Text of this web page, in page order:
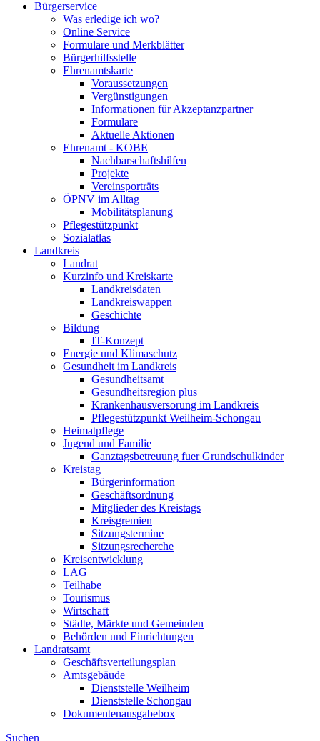
Bürgerservice
Was erledige ich wo?
Online Service
Formulare und Merkblätter
Bürgerhilfsstelle
Ehrenamtskarte
Voraussetzungen
Vergünstigungen
Informationen für Akzeptanzpartner
Formulare
Aktuelle Aktionen
Ehrenamt - KOBE
Nachbarschaftshilfen
Projekte
Vereinsporträts
ÖPNV im Alltag
Mobilitätsplanung
Pflegestützpunkt
Sozialatlas
Landkreis
Landrat
Kurzinfo und Kreiskarte
Landkreisdaten
Landkreiswappen
Geschichte
Bildung
IT-Konzept
Energie und Klimaschutz
Gesundheit im Landkreis
Gesundheitsamt
Gesundheitsregion plus
Krankenhausversorung im Landkreis
Pflegestützpunkt Weilheim-Schongau
Heimatpflege
Jugend und Familie
Ganztagsbetreuung fuer Grundschulkinder
Kreistag
Bürgerinformation
Geschäftsordnung
Mitglieder des Kreistags
Kreisgremien
Sitzungstermine
Sitzungsrecherche
Kreisentwicklung
LAG
Teilhabe
Tourismus
Wirtschaft
Städte, Märkte und Gemeinden
Behörden und Einrichtungen
Landratsamt
Geschäftsverteilungsplan
Amtsgebäude
Dienststelle Weilheim
Dienststelle Schongau
Dokumentenausgabebox
Suchen